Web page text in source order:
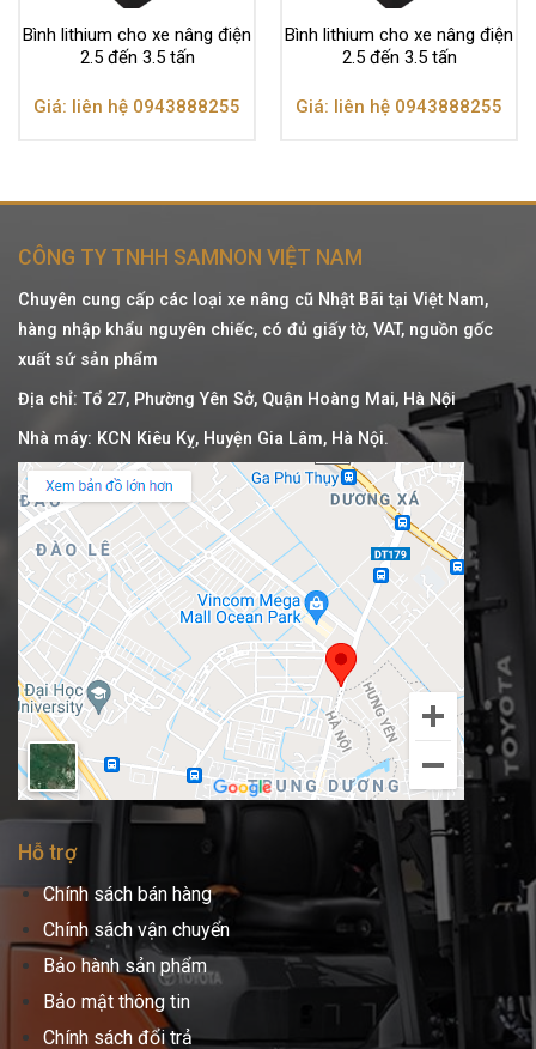
Bình lithium cho xe nâng điện
2.5 đến 3.5 tấn
Giá: liên hệ 0943888255
Bình lithium cho xe nâng điện
2.5 đến 3.5 tấn
Giá: liên hệ 0943888255
CÔNG TY TNHH SAMNON VIỆT NAM
Chuyên cung cấp các loại xe nâng cũ Nhật Bãi tại Việt Nam,
hàng nhập khẩu nguyên chiếc, có đủ giấy tờ, VAT, nguồn gốc
xuất sứ sản phẩm
Địa chỉ: Tổ 27, Phường Yên Sở, Quận Hoàng Mai, Hà Nội
Nhà máy: KCN Kiêu Kỵ, Huyện Gia Lâm, Hà Nội.
Hỗ trợ
Chính sách bán hàng
Chính sách vận chuyển
Bảo hành sản phẩm
Bảo mật thông tin
Chính sách đổi trả